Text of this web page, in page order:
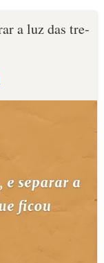
a luz das tre­